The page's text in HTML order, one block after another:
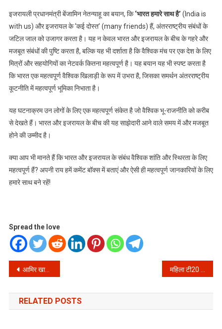
इजरायली प्रधानमंत्री बेंजामिन नेतन्याहू का बयान, कि‘भारत हमारे साथ है’ (India is
with us) और इजरायल के ‘कई दोस्त’ (many friends) हैं, अंतरराष्ट्रीय संबंधों के
जटिल जाल को उजागर करता है। यह न केवल भारत और इजरायल के बीच के गहरे और
मजबूत संबंधों की पुष्टि करता है, बल्कि यह भी दर्शाता है कि वैश्विक मंच पर एक देश के लिए
मित्रों और सहयोगियों का नेटवर्क कितना महत्वपूर्ण है। यह बयान यह भी स्पष्ट करता है
कि भारत एक महत्वपूर्ण वैश्विक खिलाड़ी के रूप में उभरा है, जिसका समर्थन अंतरराष्ट्रीय
कूटनीति में महत्वपूर्ण भूमिका निभाता है।
यह घटनाक्रम उन लोगों के लिए एक महत्वपूर्ण संकेत है जो वैश्विक भू-राजनीति को करीब
से देखते हैं। भारत और इजरायल के बीच की यह साझेदारी आने वाले समय में और मजबूत
होने की उम्मीद है।
क्या आप भी मानते हैं कि भारत और इजरायल के संबंध वैश्विक शांति और स्थिरता के लिए
महत्वपूर्ण हैं? अपनी राय हमें कमेंट बॉक्स में बताएं और ऐसी ही महत्वपूर्ण जानकारियों के लिए
हमारे साथ बने रहें!
Spread the love
Post
navigation
आमिर खान और गौरी स्प्रैट के विवाह वीडियो पर विस्तृत पोस्ट के लिए जानकारी अपर्याप्त
RELATED POSTS